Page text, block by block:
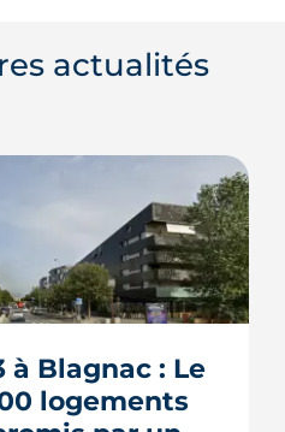
actualités
à Blagnac : Le
logements